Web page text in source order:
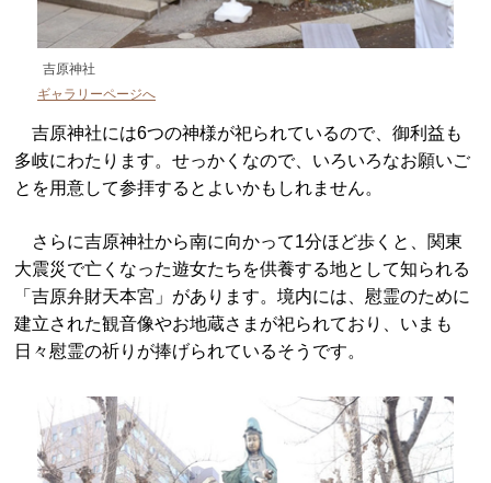
吉原神社
ギャラリーページへ
吉原神社には6つの神様が祀られているので、御利益も
多岐にわたります。せっかくなので、いろいろなお願いご
とを用意して参拝するとよいかもしれません。
さらに吉原神社から南に向かって1分ほど歩くと、関東
大震災で亡くなった遊女たちを供養する地として知られる
「吉原弁財天本宮」があります。境内には、慰霊のために
建立された観音像やお地蔵さまが祀られており、いまも
日々慰霊の祈りが捧げられているそうです。